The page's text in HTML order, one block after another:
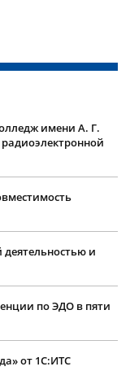
имени А. Г.
деятельностью и
по ЭДО в пяти
от 1С:ИТС